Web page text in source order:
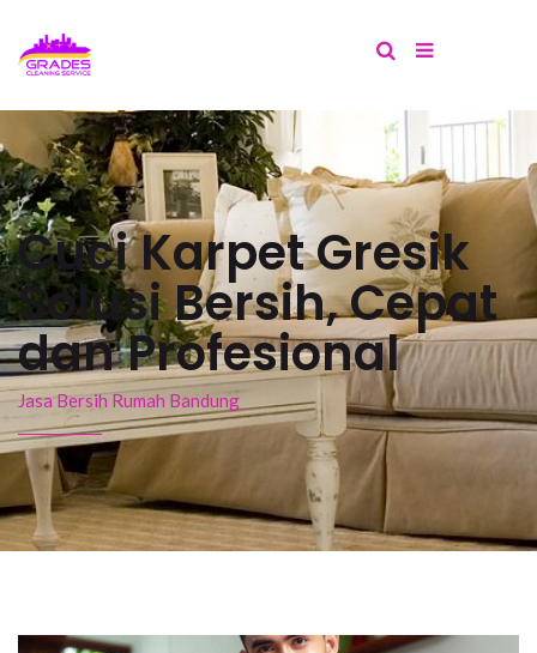
Cuci Karpet Gresik
Solusi Bersih, Cepat
dan Profesional
Jasa Bersih Rumah Bandung